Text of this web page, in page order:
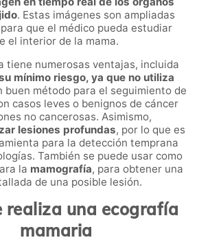
. Estas imágenes son ampliadas
que el médico pueda estudiar
el interior de la mama.
tiene numerosas ventajas, incluida
mínimo riesgo, ya que no utiliza
buen método para el seguimiento de
casos leves o benignos de cáncer
no cancerosas. Asimismo,
lesiones profundas, por lo que es
para la detección temprana
También se puede usar como
la mamografía, para obtener una
de una posible lesión.
realiza una ecografía
mamaria